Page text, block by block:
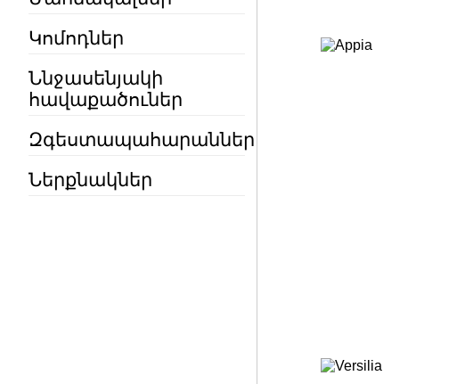
Կոմոդներ
Ննջասենյակի
հավաքածուներ
Զգեստապահարաններ
Ներքնակներ